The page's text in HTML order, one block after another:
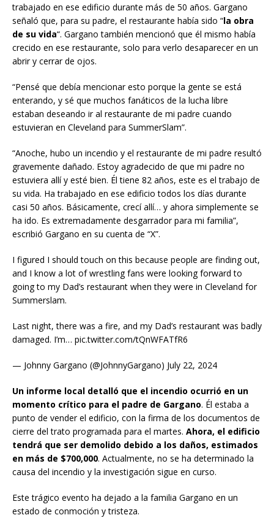
trabajado en ese edificio durante más de 50 años. Gargano
señaló que, para su padre, el restaurante había sido “la obra
de su vida“. Gargano también mencionó que él mismo había
crecido en ese restaurante, solo para verlo desaparecer en un
abrir y cerrar de ojos.
“Pensé que debía mencionar esto porque la gente se está
enterando, y sé que muchos fanáticos de la lucha libre
estaban deseando ir al restaurante de mi padre cuando
estuvieran en Cleveland para SummerSlam”.
“Anoche, hubo un incendio y el restaurante de mi padre resultó
gravemente dañado. Estoy agradecido de que mi padre no
estuviera allí y esté bien. Él tiene 82 años, este es el trabajo de
su vida. Ha trabajado en ese edificio todos los días durante
casi 50 años. Básicamente, crecí allí… y ahora simplemente se
ha ido. Es extremadamente desgarrador para mi familia”,
escribió Gargano en su cuenta de “X”.
I figured I should touch on this because people are finding out,
and I know a lot of wrestling fans were looking forward to
going to my Dad’s restaurant when they were in Cleveland for
Summerslam.
Last night, there was a fire, and my Dad’s restaurant was badly
damaged. I’m… pic.twitter.com/tQnWFATfR6
— Johnny Gargano (@JohnnyGargano) July 22, 2024
Un informe local detalló que el incendio ocurrió en un
momento crítico para el padre de Gargano. Él estaba a
punto de vender el edificio, con la firma de los documentos de
cierre del trato programada para el martes. Ahora, el edificio
tendrá que ser demolido debido a los daños, estimados
en más de $700,000. Actualmente, no se ha determinado la
causa del incendio y la investigación sigue en curso.
Este trágico evento ha dejado a la familia Gargano en un
estado de conmoción y tristeza.